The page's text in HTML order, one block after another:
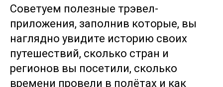
Советуем полезные трэвел-
приложения, заполнив которые, вы
наглядно увидите историю своих
путешествий, сколько стран и
регионов вы посетили, сколько
времени провели в полётах и как